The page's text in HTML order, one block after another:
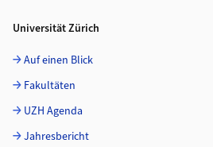
Universität Zürich
Auf einen Blick
Fakultäten
UZH Agenda
Jahresbericht